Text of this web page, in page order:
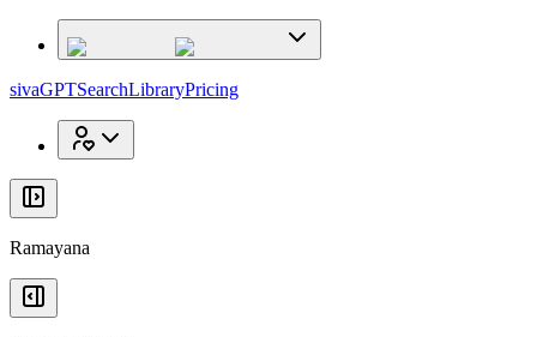
sivaGPTSearchLibraryPricing
Ramayana